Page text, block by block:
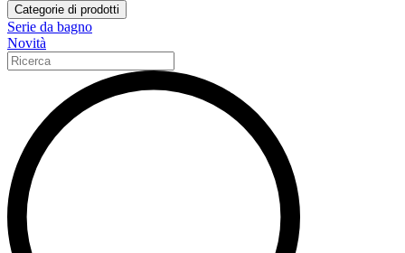
Categorie di prodotti
Serie da bagno
Novità